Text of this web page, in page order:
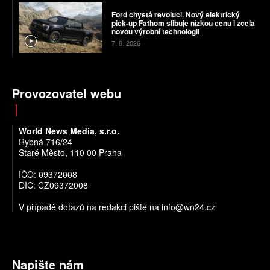
Ford chystá revoluci. Nový elektrický
pick-up Fathom slibuje nízkou cenu i zcela
novou výrobní technologii
7. 8. 2026
Provozovatel webu
World News Media, s.r.o.
Rybná 716/24
Staré Město, 110 00 Praha
IČO: 09372008
DIČ: CZ09372008
V případě dotazů na redakci pište na info@wn24.cz
Napište nám